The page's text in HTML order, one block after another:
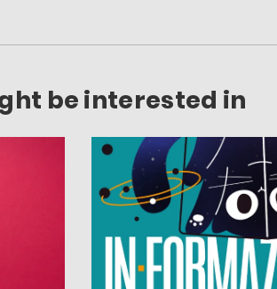
be interested in